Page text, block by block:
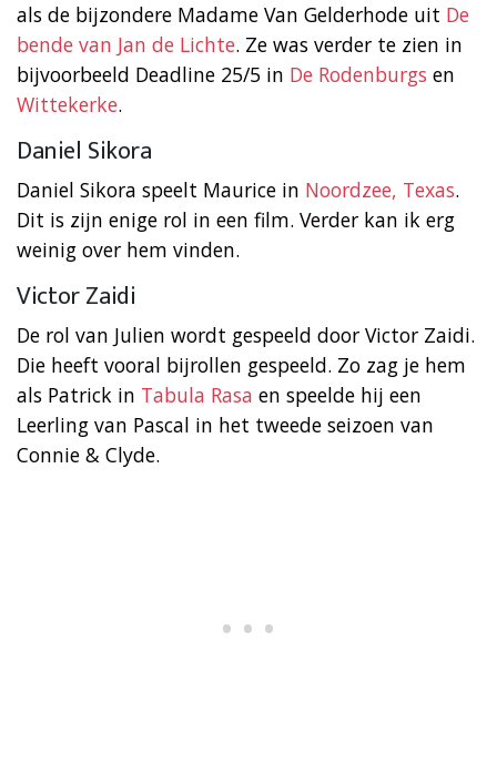
als de bijzondere Madame Van Gelderhode uit De
bende van Jan de Lichte. Ze was verder te zien in
bijvoorbeeld Deadline 25/5 in De Rodenburgs en
Wittekerke.
Daniel Sikora
Daniel Sikora speelt Maurice in Noordzee, Texas.
Dit is zijn enige rol in een film. Verder kan ik erg
weinig over hem vinden.
Victor Zaidi
De rol van Julien wordt gespeeld door Victor Zaidi.
Die heeft vooral bijrollen gespeeld. Zo zag je hem
als Patrick in Tabula Rasa en speelde hij een
Leerling van Pascal in het tweede seizoen van
Connie & Clyde.